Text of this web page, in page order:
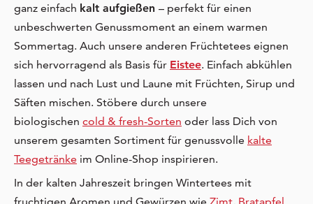
ganz einfach kalt aufgießen – perfekt für einen
unbeschwerten Genussmoment an einem warmen
Sommertag. Auch unsere anderen Früchtetees eignen
sich hervorragend als Basis für Eistee. Einfach abkühlen
lassen und nach Lust und Laune mit Früchten, Sirup und
Säften mischen. Stöbere durch unsere
biologischen cold & fresh-Sorten oder lass Dich von
unserem gesamten Sortiment für genussvolle kalte
Teegetränke im Online-Shop inspirieren.
In der kalten Jahreszeit bringen Wintertees mit